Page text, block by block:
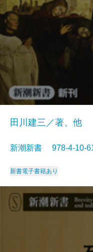
田川建三／著、他
新潮新書 978-4-10-
新書電子書籍あり